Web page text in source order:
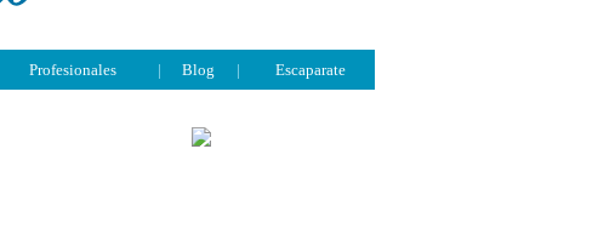
Profesionales | Blog | Escaparate